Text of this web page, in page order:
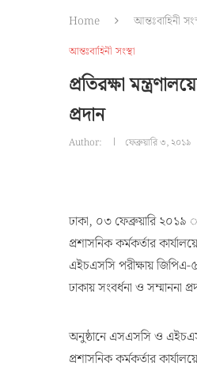
Home আন্তঃবাহিনী
আন্তঃবাহিনী সংস্থা
প্রতিরক্ষা
প্রদান
Author: ফেব্রুয়ারি ৩, ২০১৯
ঢাকা, ০৩ ফেব্রুয়ারি ২০১৯ ঃ
প্রশাসনিক কর্মকর্তার
এইচএসসি পরীক্ষায় জিপিএ-
ঢাকায় সংবর্ধনা ও সম্মাননা
অনুষ্ঠানে এসএসসি ও
প্রশাসনিক কর্মকর্তার